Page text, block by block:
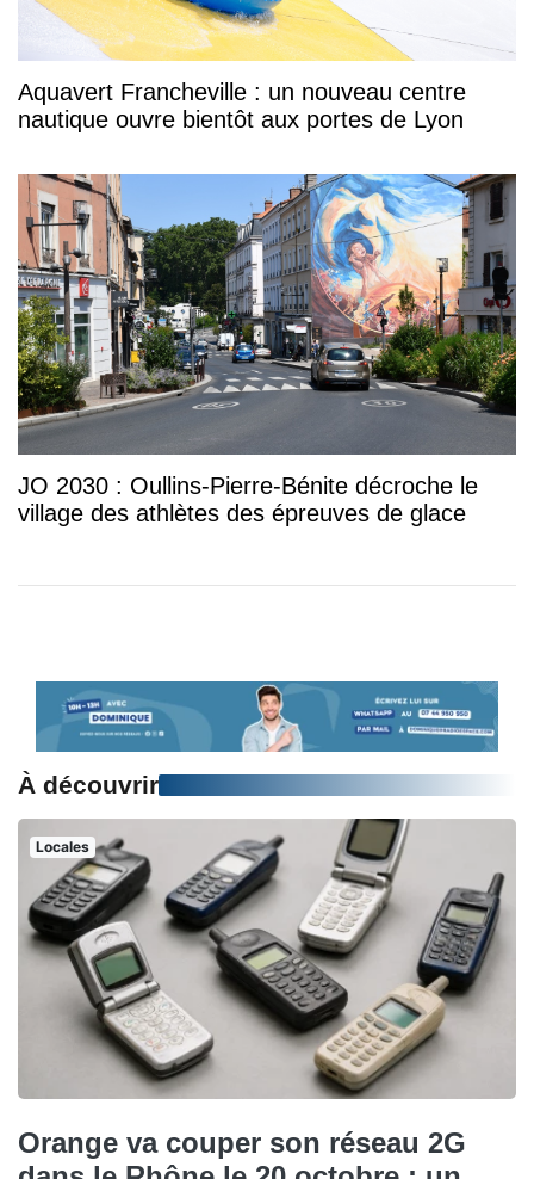
Aquavert Francheville : un nouveau centre
nautique ouvre bientôt aux portes de Lyon
JO 2030 : Oullins-Pierre-Bénite décroche le
village des athlètes des épreuves de glace
À découvrir
Locales
Orange va couper son réseau 2G